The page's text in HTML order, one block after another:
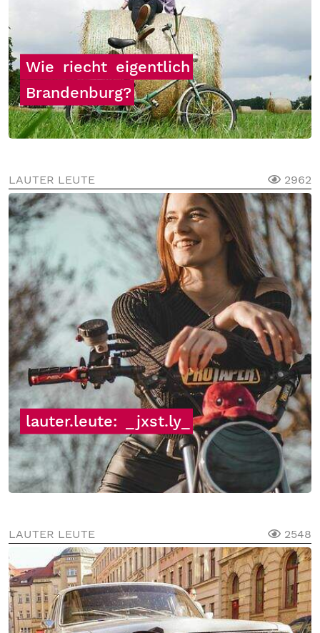
Wie riecht eigentlich
Brandenburg?
LAUTER LEUTE 2962
lauter.leute: _jxst.ly_
LAUTER LEUTE 2548